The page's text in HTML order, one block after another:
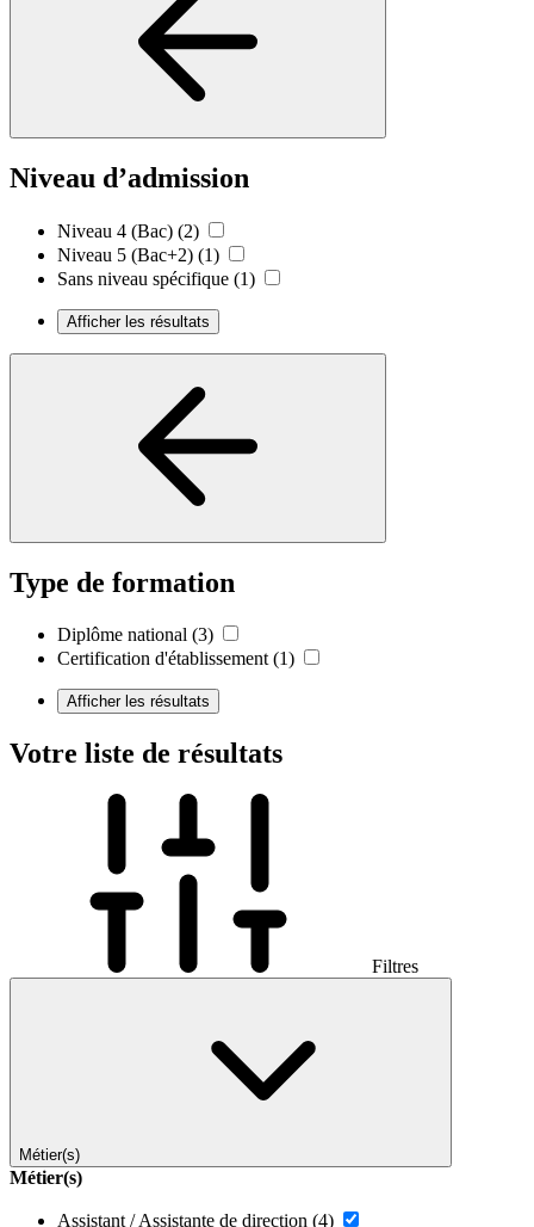
Niveau d’admission
Niveau 4 (Bac) (2)
Niveau 5 (Bac+2) (1)
Sans niveau spécifique (1)
Afficher les résultats
Type de formation
Diplôme national (3)
Certification d'établissement (1)
Afficher les résultats
Votre liste de résultats
Filtres
Métier(s)
Métier(s)
Assistant / Assistante de direction (4)